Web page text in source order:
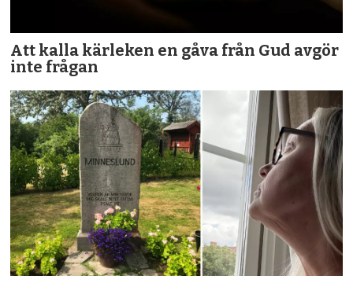
Att kalla kärleken en gåva från Gud avgör
inte frågan